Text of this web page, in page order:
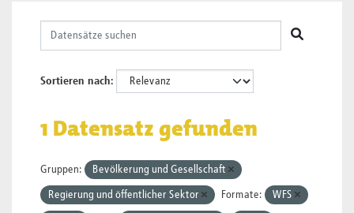
Sortieren nach
1 Datensatz gefunden
Gruppen: Bevölkerung und Gesellschaft
Regierung und öffentlicher Sektor Formate: WFS